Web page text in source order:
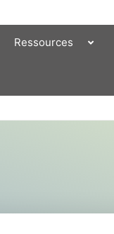
Ressources